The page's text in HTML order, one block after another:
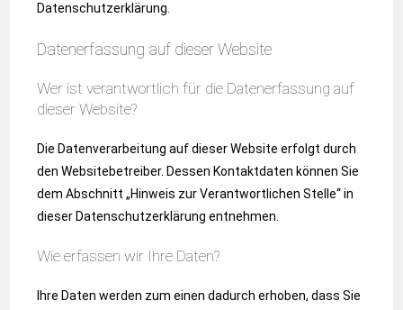
Datenschutzerklärung.
Datenerfassung auf dieser Website
Wer ist verantwortlich für die Datenerfassung auf
dieser Website?
Die Datenverarbeitung auf dieser Website erfolgt durch
den Websitebetreiber. Dessen Kontaktdaten können Sie
dem Abschnitt „Hinweis zur Verantwortlichen Stelle“ in
dieser Datenschutzerklärung entnehmen.
Wie erfassen wir Ihre Daten?
Ihre Daten werden zum einen dadurch erhoben, dass Sie